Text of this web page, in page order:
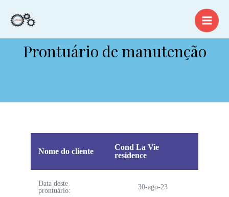
Prontuário de manutenção
Nome do cliente
Cond La Vie
residence
Data deste
prontuário:
30-ago-23